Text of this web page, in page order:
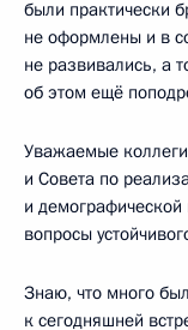
были практически
не оформлены и в
не развивались, а
об этом ещё
Уважаемые
и Совета по
и демографической
вопросы
Знаю, что много
к сегодняшней